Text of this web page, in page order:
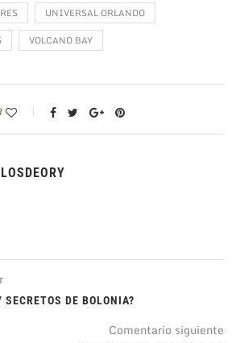
UNIVERSAL ORLANDO
VOLCANO BAY
DE BOLONIA?
Comentario siguiente